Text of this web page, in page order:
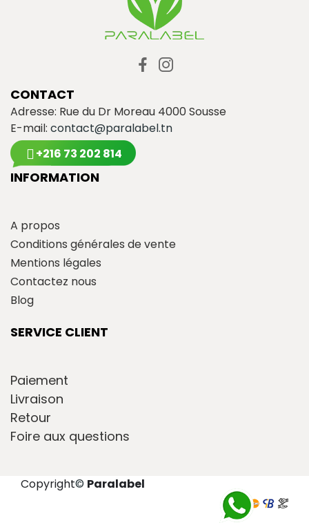
CONTACT
Adresse: Rue du Dr Moreau 4000 Sousse
E-mail: contact@paralabel.tn
+216 73 202 814
INFORMATION
A propos
Conditions générales de vente
Mentions légales
Contactez nous
Blog
SERVICE CLIENT
Paiement
Livraison
Retour
Foire aux questions
Copyright© Paralabel